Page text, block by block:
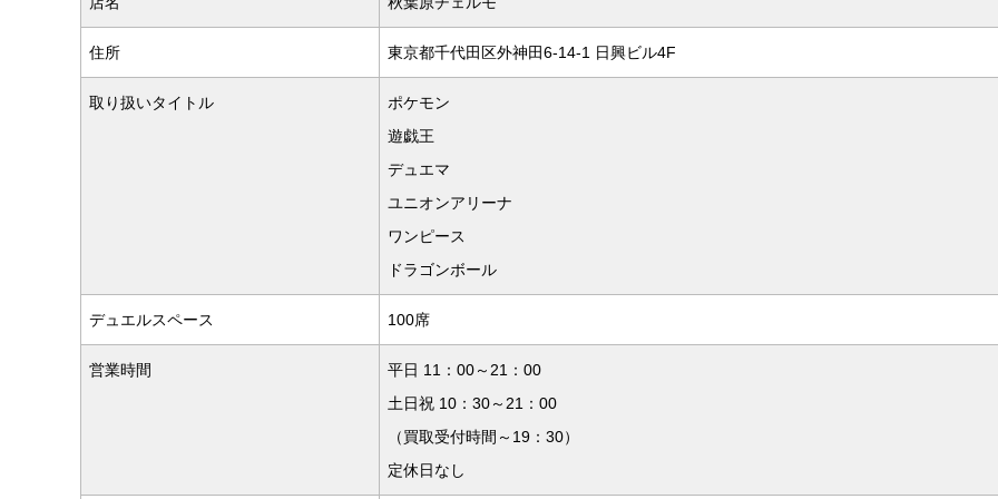
住所 東京都千代田区外神田6-14-1 日興ビル4F
取り扱いタイトル
ポケモン
遊戯王
デュエマ
ユニオンアリーナ
ワンピース
ドラゴンボール
デュエルスペース 100席
営業時間
平日 11：00～21：00
土日祝 10：30～21：00
（買取受付時間～19：30）
定休日なし